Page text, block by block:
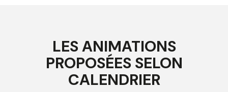
LES ANIMATIONS
PROPOSÉES SELON
CALENDRIER